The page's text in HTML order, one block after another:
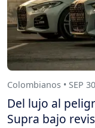
Colombianos • SEP
Del lujo al
Supra bajo